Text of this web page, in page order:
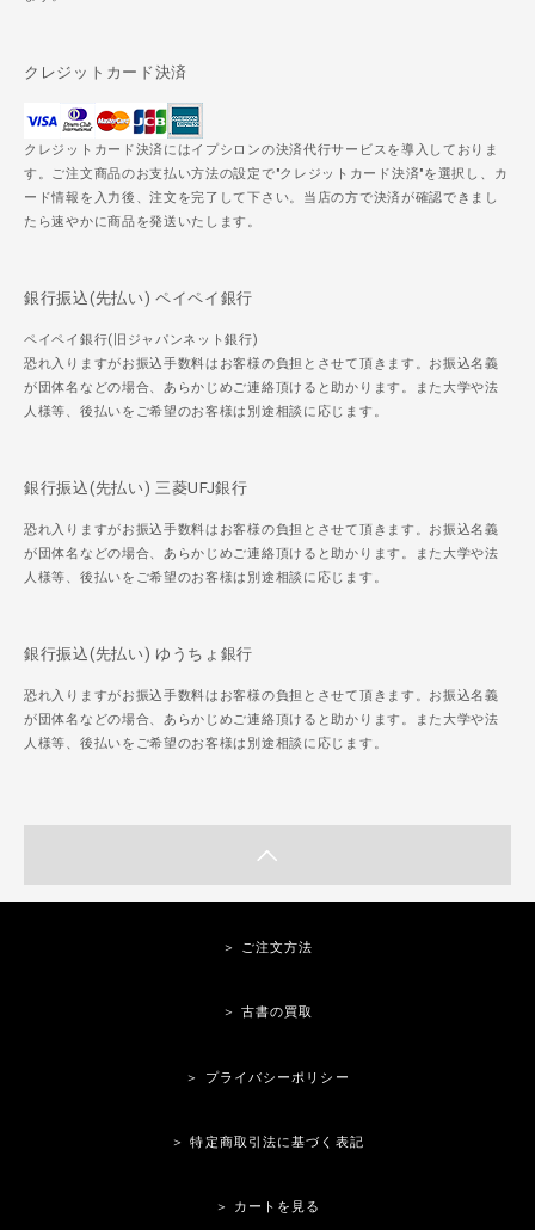
クレジットカード決済
クレジットカード決済にはイプシロンの決済代行サービスを導入しておりま
す。ご注文商品のお支払い方法の設定で"クレジットカード決済"を選択し、カ
ード情報を入力後、注文を完了して下さい。当店の方で決済が確認できまし
たら速やかに商品を発送いたします。
銀行振込(先払い) ペイペイ銀行
ペイペイ銀行(旧ジャパンネット銀行)
恐れ入りますがお振込手数料はお客様の負担とさせて頂きます。お振込名義
が団体名などの場合、あらかじめご連絡頂けると助かります。また大学や法
人様等、後払いをご希望のお客様は別途相談に応じます。
銀行振込(先払い) 三菱UFJ銀行
恐れ入りますがお振込手数料はお客様の負担とさせて頂きます。お振込名義
が団体名などの場合、あらかじめご連絡頂けると助かります。また大学や法
人様等、後払いをご希望のお客様は別途相談に応じます。
銀行振込(先払い) ゆうちょ銀行
恐れ入りますがお振込手数料はお客様の負担とさせて頂きます。お振込名義
が団体名などの場合、あらかじめご連絡頂けると助かります。また大学や法
人様等、後払いをご希望のお客様は別途相談に応じます。
＞ ご注文方法
＞ 古書の買取
＞ プライバシーポリシー
＞ 特定商取引法に基づく表記
＞ カートを見る